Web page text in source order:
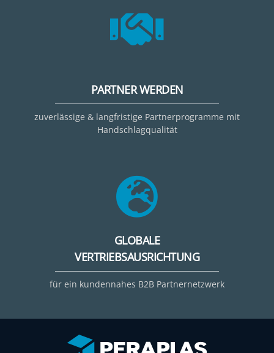
PARTNER WERDEN
zuverlässige & langfristige Partnerprogramme mit
Handschlagqualität
GLOBALE
VERTRIEBSAUSRICHTUNG
für ein kundennahes B2B Partnernetzwerk